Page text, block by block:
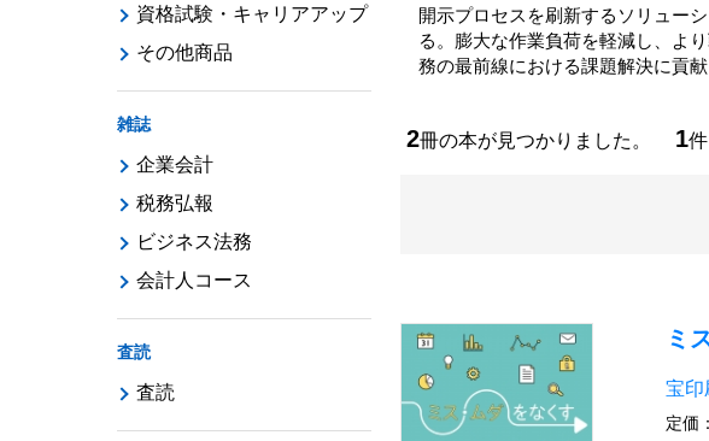
開示プロセスを刷新するソリュー
る。膨大な作業負荷を軽減し、よ
務の最前線における課題解決に貢献
2冊の本が見つかりました。 1
ミ
宝印
定価：
資格試験・キャリアアップ
その他商品
雑誌
企業会計
税務弘報
ビジネス法務
会計人コース
査読
査読